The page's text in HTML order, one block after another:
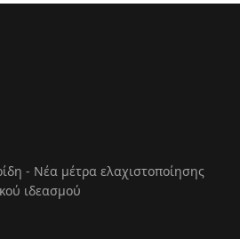
- Νέα μέτρα ελαχιστοποίησης
ιδεασμού